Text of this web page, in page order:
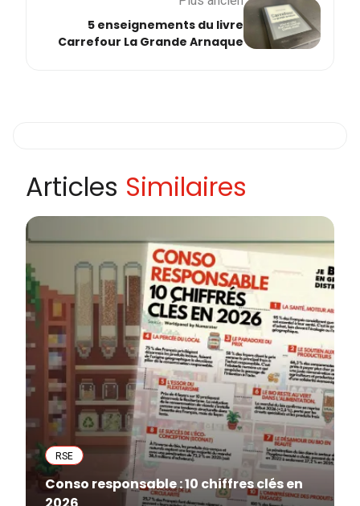
5 enseignements du livre
Carrefour La Grande Arnaque
Articles Similaires
RSE
Conso responsable : 10 chiffres clés en